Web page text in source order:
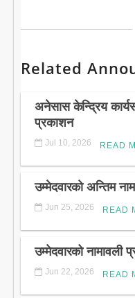
Related
अनेसास केन्द्रिय
प्रकाशन
Jul 10, 2026 READ
उम्मेदवारको अन्तिम
Jun 25, 2026 READ
उम्मेदवारको नामावली
Jun 22, 2026 READ